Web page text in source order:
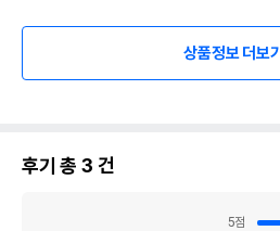
상품정보 더보기
후기 총 3 건
5점